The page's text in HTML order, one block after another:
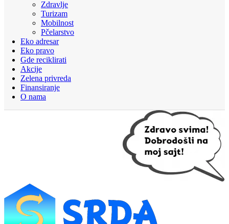
Zdravlje
Turizam
Mobilnost
Pčelarstvo
Eko adresar
Eko pravo
Gde reciklirati
Akcije
Zelena privreda
Finansiranje
O nama